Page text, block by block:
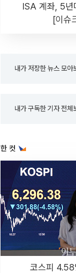
ISA 계좌, 5년
[이슈
내가 저장한 뉴스 모아
내가 구독한 기자 전체
한 컷
코스피